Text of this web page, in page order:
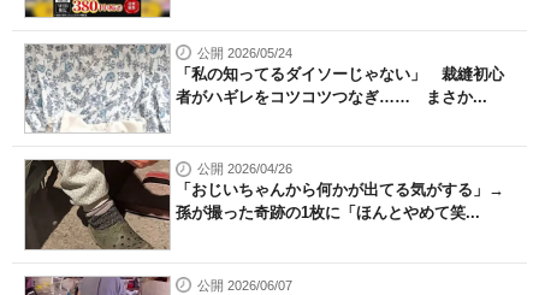
公開 2026/05/24
「私の知ってるダイソーじゃない」 裁縫初心
者がハギレをコツコツつなぎ…… まさか...
公開 2026/04/26
「おじいちゃんから何かが出てる気がする」→
孫が撮った奇跡の1枚に「ほんとやめて笑...
公開 2026/06/07